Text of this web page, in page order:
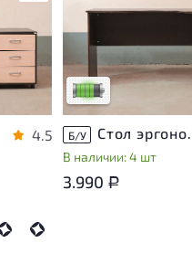
4.5
У товара
незначительные
эксплуатации, не
на удобство его
использования
Низкая степень
Б/У Стол
В наличии: 4 шт
3.990 Р